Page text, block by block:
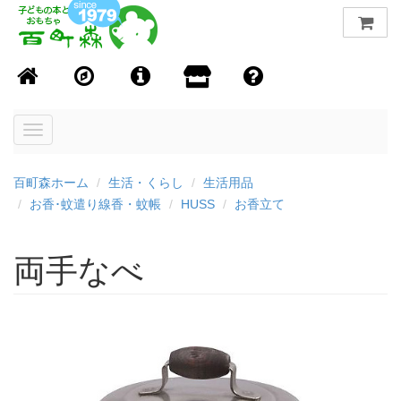
Toggle
百町森ホーム 生活・くらし
生活用品
お香･蚊遣り線香・蚊帳
HUSS お香立て
両手なべ